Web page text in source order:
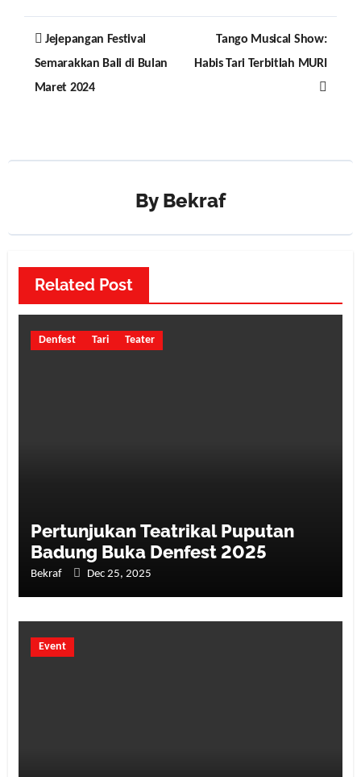
Post
navigation
Jejepangan Festival
Semarakkan Bali di Bulan
Maret 2024
Tango Musical Show:
Habis Tari Terbitlah MURI
By Bekraf
Related Post
Denfest Tari Teater
Pertunjukan Teatrikal Puputan
Badung Buka Denfest 2025
Bekraf Dec 25, 2025
Event